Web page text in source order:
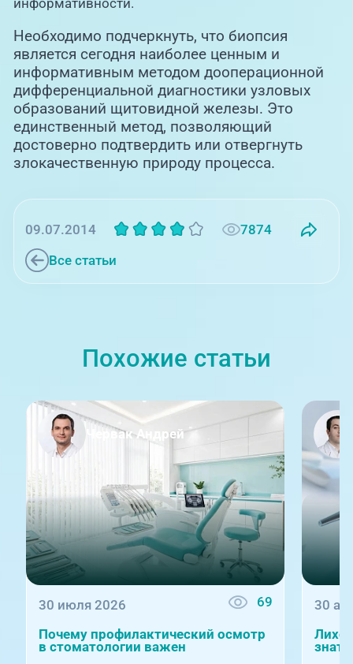
информативности.
Необходимо подчеркнуть, что биопсия
является сегодня наиболее ценным и
информативным методом дооперационной
дифференциальной диагностики узловых
образований щитовидной железы. Это
единственный метод, позволяющий
достоверно подтвердить или отвергнуть
злокачественную природу процесса.
Все статьи
09.07.2014 7874
Похожие статьи
Червак Андрей
30 июля 2026 69
Почему профилактический осмотр
в стоматологии важен
30